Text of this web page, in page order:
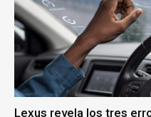
Lexus revela los tres